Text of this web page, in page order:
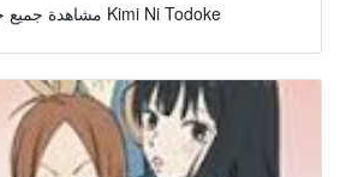
مشاهدة جميع حلقات انمي Kimi Ni Todoke